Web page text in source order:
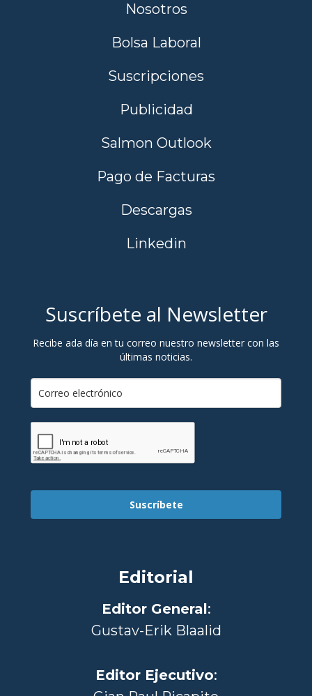
Nosotros
Bolsa Laboral
Suscripciones
Publicidad
Salmon Outlook
Pago de Facturas
Descargas
Linkedin
Suscríbete al Newsletter
Recibe ada día en tu correo nuestro newsletter con las
últimas noticias.
Suscríbete
Editorial
Editor General:
Gustav-Erik Blaalid
Editor Ejecutivo: